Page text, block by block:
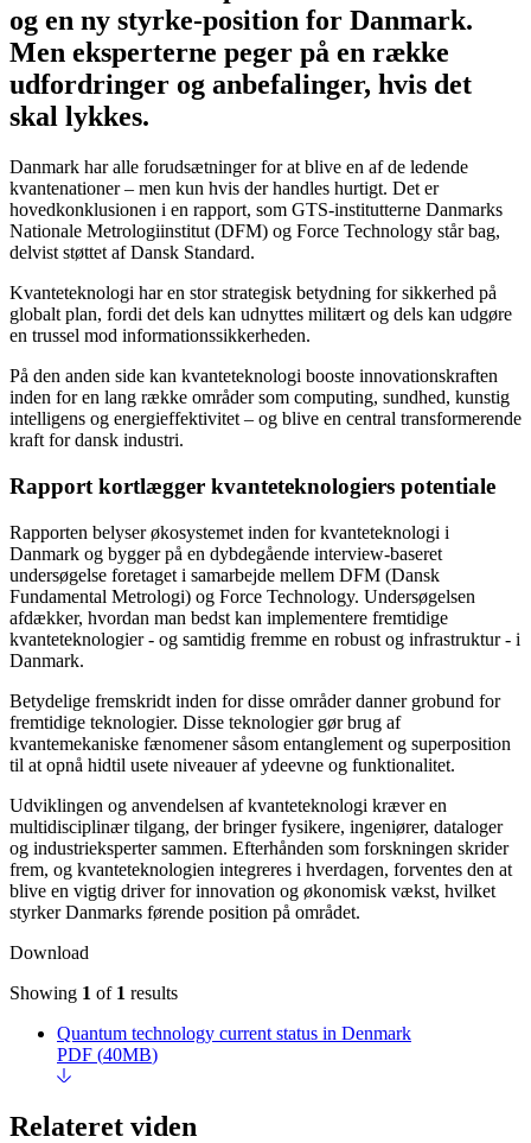
og en ny styrke-position for Danmark.
Men eksperterne peger på en række
udfordringer og anbefalinger, hvis det
skal lykkes.
Danmark har alle forudsætninger for at blive en af de ledende
kvantenationer – men kun hvis der handles hurtigt. Det er
hovedkonklusionen i en rapport, som GTS-institutterne Danmarks
Nationale Metrologiinstitut (DFM) og Force Technology står bag,
delvist støttet af Dansk Standard.
Kvanteteknologi har en stor strategisk betydning for sikkerhed på
globalt plan, fordi det dels kan udnyttes militært og dels kan udgøre
en trussel mod informationssikkerheden.
På den anden side kan kvanteteknologi booste innovationskraften
inden for en lang række områder som computing, sundhed, kunstig
intelligens og energieffektivitet – og blive en central transformerende
kraft for dansk industri.
Rapport kortlægger kvanteteknologiers potentiale
Rapporten belyser økosystemet inden for kvanteteknologi i
Danmark og bygger på en dybdegående interview-baseret
undersøgelse foretaget i samarbejde mellem DFM (Dansk
Fundamental Metrologi) og Force Technology. Undersøgelsen
afdækker, hvordan man bedst kan implementere fremtidige
kvanteteknologier - og samtidig fremme en robust og infrastruktur - i
Danmark.
Betydelige fremskridt inden for disse områder danner grobund for
fremtidige teknologier. Disse teknologier gør brug af
kvantemekaniske fænomener såsom entanglement og superposition
til at opnå hidtil usete niveauer af ydeevne og funktionalitet.
Udviklingen og anvendelsen af kvanteteknologi kræver en
multidisciplinær tilgang, der bringer fysikere, ingeniører, dataloger
og industrieksperter sammen. Efterhånden som forskningen skrider
frem, og kvanteteknologien integreres i hverdagen, forventes den at
blive en vigtig driver for innovation og økonomisk vækst, hvilket
styrker Danmarks førende position på området.
Download
Showing 1 of 1 results
Quantum technology current status in Denmark
PDF (40MB)
Relateret viden